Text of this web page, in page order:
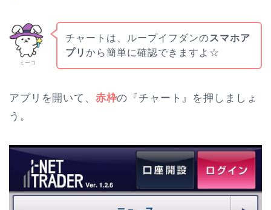
ミーコ
チャートは、ループイフダンのスマホア
プリ から簡単に確認できますよ☆
アプリを開いて、 赤枠の『チャート』を押しましょ
う。